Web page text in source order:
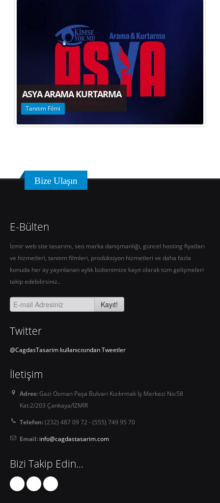
ASYA ARAMA KURTARMA
Tanıtım Filmi
Bize Ulaşın
E-Bülten
İzmir web site tasarımı, seo marka danışmanlığı, güncel hosting fiyatları
ve hizmetleri, tanıtım filmleri, prodüksiyon hizmetleri ve daha fazla
konuda her ay yayınlanan aylık bültenimize kayıt olarak tüm gelişmeleri
takip edebilirsiniz..
Kayıt!
Twitter
@CagdasTasarim kullanıcısından Tweetler
İletişim
Adres:Gazi Osman Paşa Bulvarı Kızılırmak İş Merkezi No:58
Kat:2/203 Çankaya/İZMİR
Telefon:(232) 487 09 72 - (555) 749 95 70
Email: info@cagdastasarim.com
Bizi Takip Edin...